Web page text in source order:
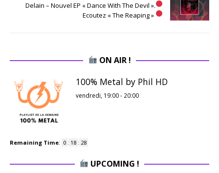
Delain – Nouvel EP « Dance With The Devil ».
Ecoutez « The Reaping »
ON AIR !
100% Metal by Phil HD
vendredi, 19:00- 20:00
Remaining Time: 0 : 18 : 27
UPCOMING !